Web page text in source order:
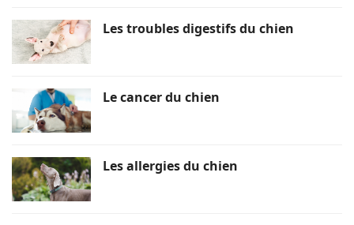
Les troubles digestifs du chien
Le cancer du chien
Les allergies du chien